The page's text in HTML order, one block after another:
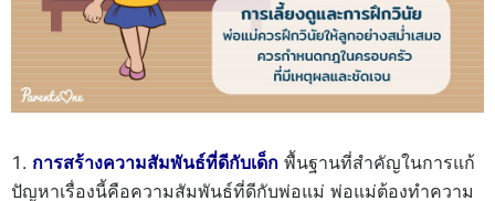
การสร้างความสัมพันธ์ที่ดีกับเด็ก พื้นฐานที่สำคัญในการแก้
ปัญหาเรื่องนี้คือความสัมพันธ์ที่ดีกับพ่อแม่ พ่อแม่ต้องทำความ